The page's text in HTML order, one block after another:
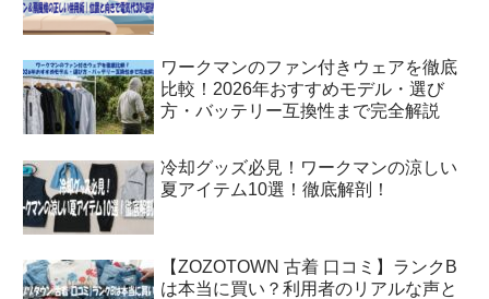
ワークマンのファン付きウェアを徹底
比較！2026年おすすめモデル・選び
方・バッテリー互換性まで完全解説
冷却グッズ必見！ワークマンの涼しい
夏アイテム10選！徹底解剖！
【ZOZOTOWN 古着 口コミ】ランクB
は本当に買い？利用者のリアルな声と